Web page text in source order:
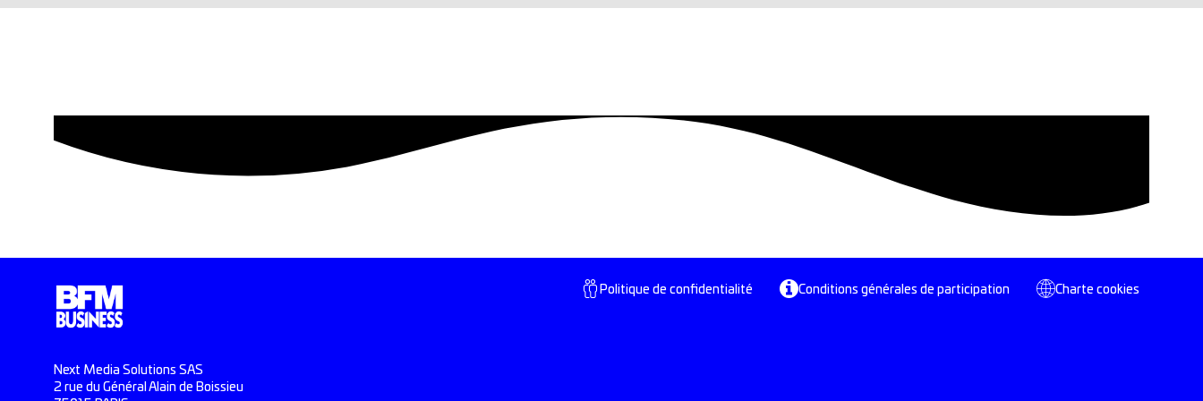
Next Media Solutions SAS
2 rue du Général Alain de Boissieu
Politique de confidentialité Conditions générales de participation Charte cookies